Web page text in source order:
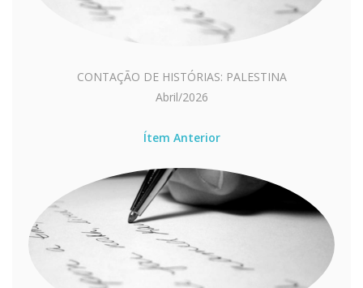
CONTAÇÃO DE HISTÓRIAS: PALESTINA
Abril/2026
Ítem Anterior